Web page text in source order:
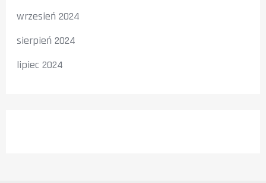
wrzesień 2024
sierpień 2024
lipiec 2024